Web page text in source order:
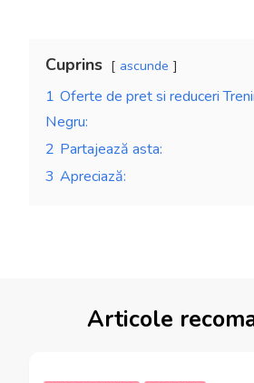
Cuprins ascunde
1 Oferte de pret si reduceri
Negru:
2 Partajează asta:
3 Apreciază:
Articole